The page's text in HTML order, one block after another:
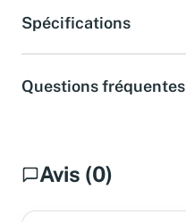
Spécifications
Questions fréquentes
Avis (0)